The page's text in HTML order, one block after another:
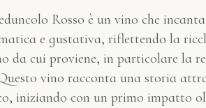
Rosso è un vino che
e gustativa, riflettendo la
da cui proviene, in particolare la
vino racconta una storia
iniziando con un primo impatto